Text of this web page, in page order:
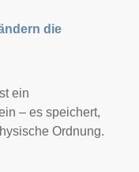
die
ein
– es speichert,
Ordnung.